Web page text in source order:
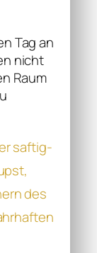
Tag an
nicht
Raum
saftig-
des